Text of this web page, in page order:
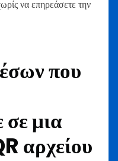
να επηρεάσετε την
που
μια
αρχείου